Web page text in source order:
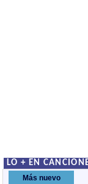
LO + EN
Más nuevo